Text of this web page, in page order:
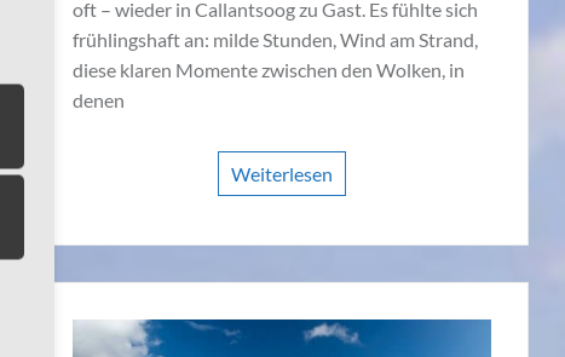
oft – wieder in Callantsoog zu Gast. Es fühlte sich
frühlingshaft an: milde Stunden, Wind am Strand,
diese klaren Momente zwischen den Wolken, in
denen
Weiterlesen